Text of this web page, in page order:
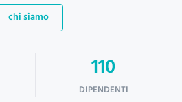
chi siamo
110
DIPENDENTI